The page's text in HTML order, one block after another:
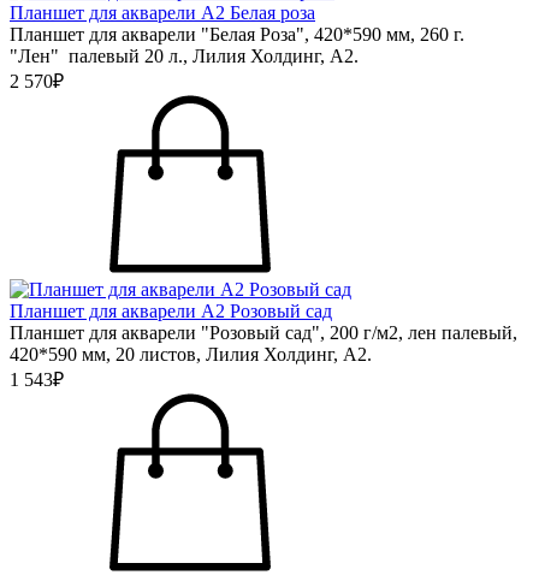
Планшет для акварели А2 Белая роза
Планшет для акварели "Белая Роза", 420*590 мм, 260 г.
"Лен" палевый 20 л., Лилия Холдинг, А2.
2 570₽
Планшет для акварели А2 Розовый сад
Планшет для акварели "Розовый сад", 200 г/м2, лен палевый,
420*590 мм, 20 листов, Лилия Холдинг, А2.
1 543₽